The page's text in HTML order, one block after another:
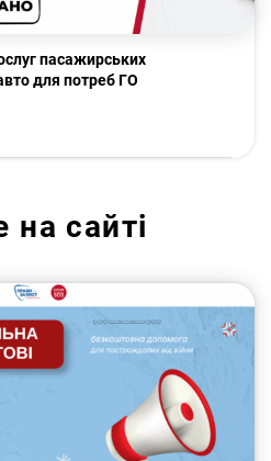
пасажирських
для потреб ГО
на сайті